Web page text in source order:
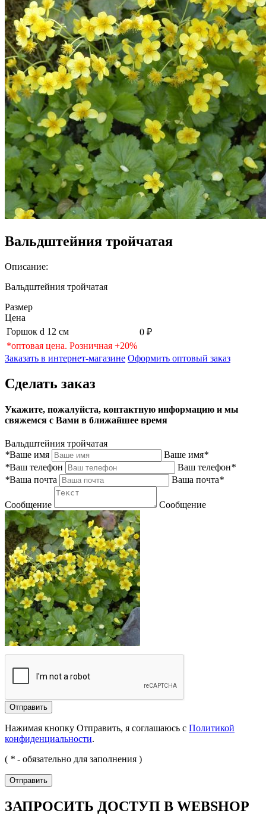
Вальдштейния тройчатая
Описание:
Вальдштейния тройчатая
Размер
Цена
Горшок d 12 см
0 ₽
*оптовая цена. Розничная +20%
Заказать в интернет-магазине Оформить оптовый заказ
Сделать заказ
Укажите, пожалуйста, контактную информацию и мы
свяжемся с Вами в ближайшее время
Вальдштейния тройчатая
*Ваше имя Ваше имя*
*Ваш телефон Ваш телефон*
*Ваша почта Ваша почта*
Сообщение Сообщение
Отправить
Нажимая кнопку Отправить, я соглашаюсь с Политикой
конфиденциальности.
( * - обязательно для заполнения )
Отправить
ЗАПРОСИТЬ ДОСТУП В WEBSHOP